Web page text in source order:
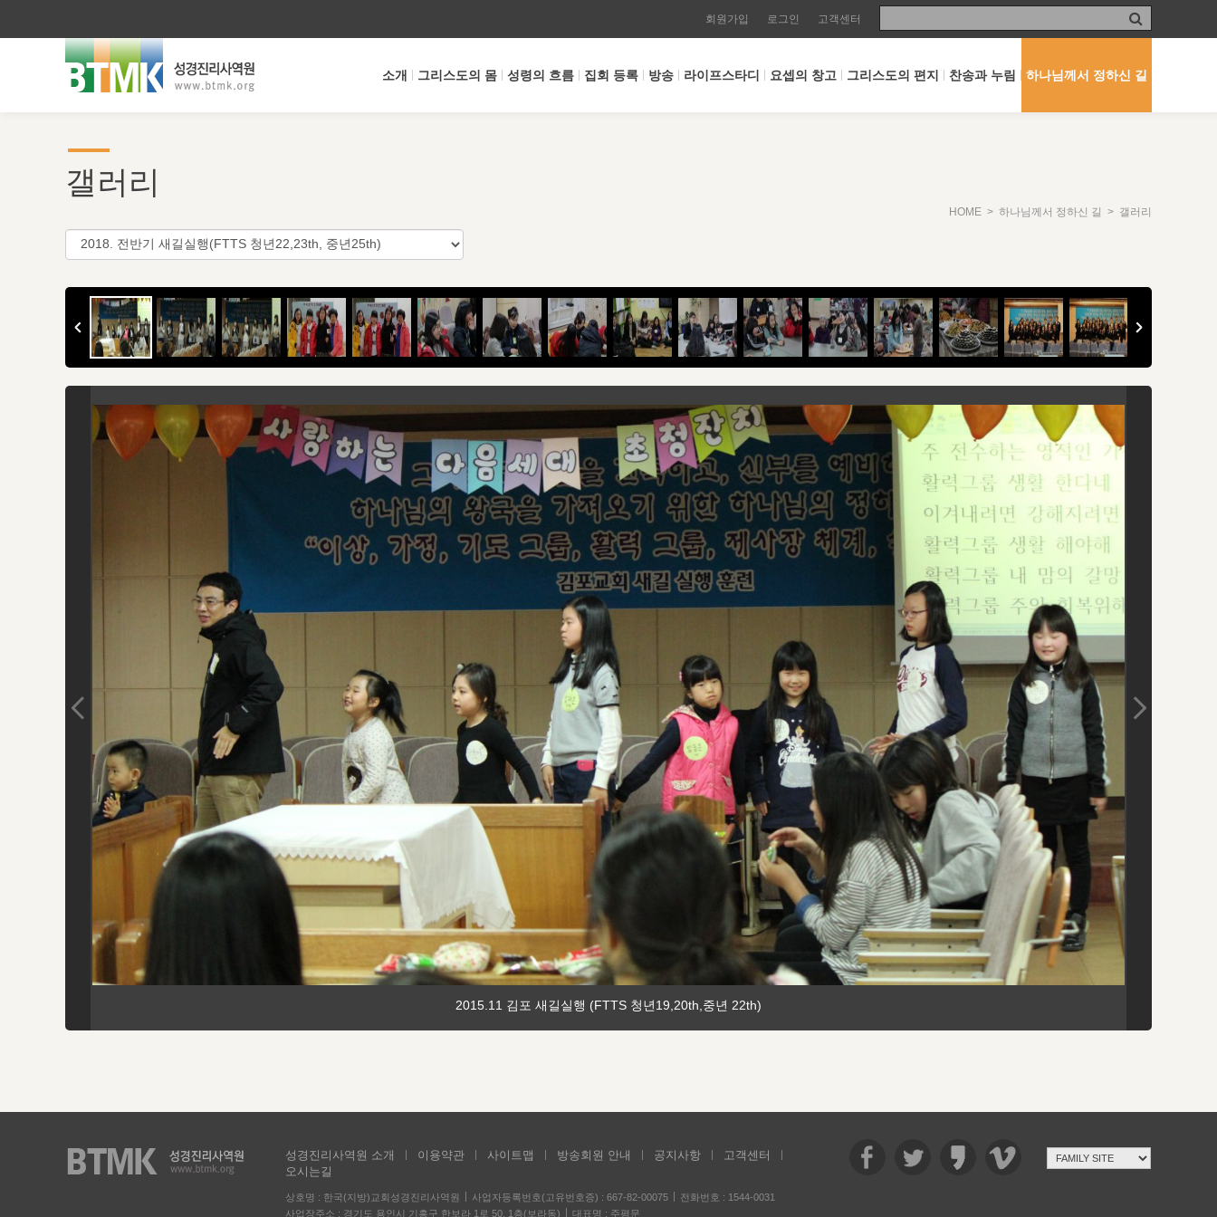
회원가입 로그인 고객센터
소개 그리스도의 몸 성령의 흐름 집회 등록 방송 라이프스타디 요셉의 창고 그리스도의 편지 찬송과 누림 하나님께서 정하신 길
갤러리
HOME > 하나님께서 정하신 길 > 갤러리
2015.11 김포 새길실행 (FTTS 청년19,20th,중년 22th)
성경진리사역원 소개 이용약관 사이트맵 방송회원 안내 공지사항
고객센터
오시는길
상호명 : 한국(지방)교회성경진리사역원 사업자등록번호(고유번호증) : 667-82-00075
전화번호 : 1544-0031
사업장주소 : 경기도 용인시 기흥구 한보라 1로 50, 1층(보라동)
대표명 : 주평문